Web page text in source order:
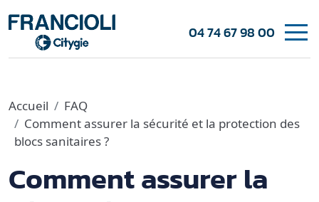
04 74 67 98 00
Accueil
FAQ
Comment assurer la sécurité et la protection des
blocs sanitaires ?
Comment assurer la